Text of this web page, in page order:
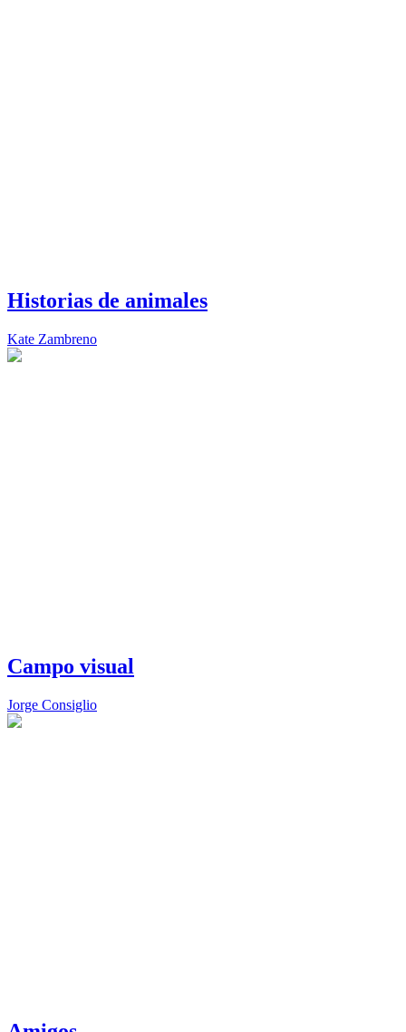
Historias de animales
Kate Zambreno
Campo visual
Jorge Consiglio